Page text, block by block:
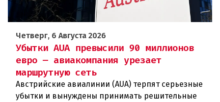
Четверг, 6 Августа 2026
Убытки AUA превысили 90 миллионов
евро — авиакомпания урезает
маршрутную сеть
Австрийские авиалинии (AUA) терпят серьезные
убытки и вынуждены принимать решительные